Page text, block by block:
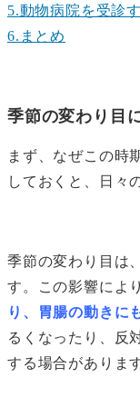
5.動物病院を受診
6.まとめ
季節の変わり目
まず、なぜこの時
しておくと、日々
季節の変わり目は
す。この影響により
り、胃腸の動きに
るくなったり、反
する場合がありま